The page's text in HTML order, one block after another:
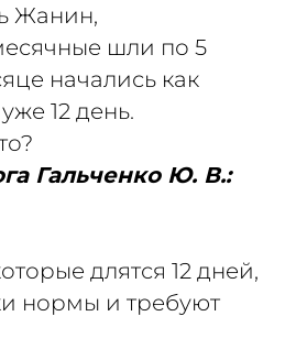
Жанин,
шли по 5
начались как
12 день.
Гальченко Ю. В.:
длятся 12 дней,
нормы и требуют